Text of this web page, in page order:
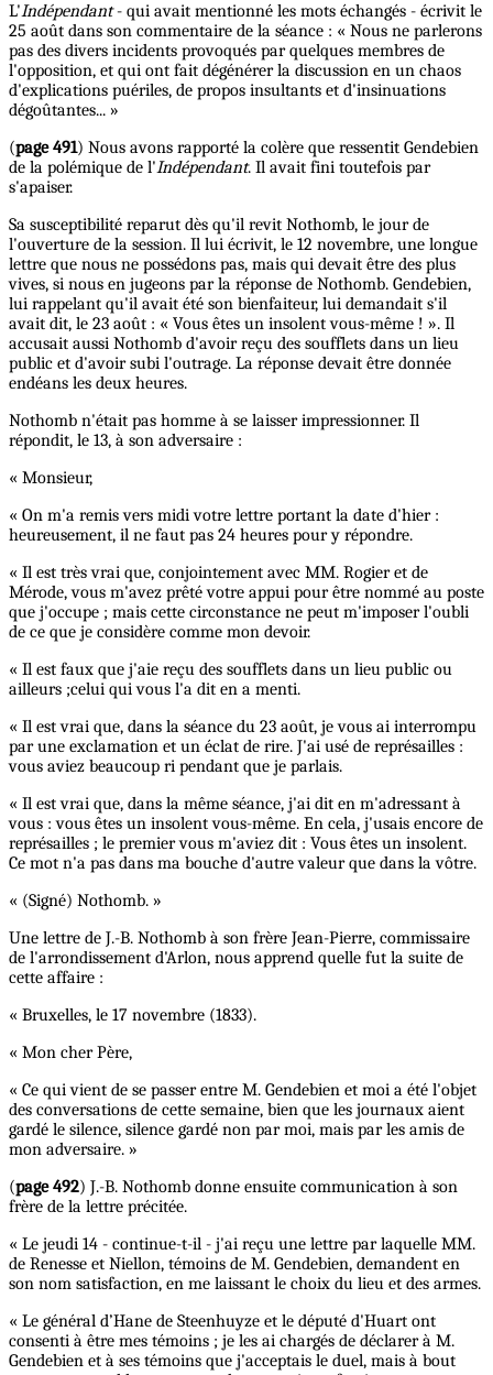
L'Indépendant- qui avait mentionné les mots échangés - écrivit le
25 août dans son commentaire de la séance : « Nous ne parlerons
pas des divers incidents provoqués par quelques membres de
l'opposition, et qui ont fait dégénérer la discussion en un chaos
d'explications puériles, de propos insultants et d'insinuations
dégoûtantes... »
(page 491) Nous avons rapporté la colère que ressentit Gendebien
de la polémique de l'Indépendant. Il avait fini toutefois par
s'apaiser.
Sa susceptibilité reparut dès qu'il revit Nothomb, le jour de
l'ouverture de la session. Il lui écrivit, le 12 novembre, une longue
lettre que nous ne possédons pas, mais qui devait être des plus
vives, si nous en jugeons par la réponse de Nothomb. Gendebien,
lui rappelant qu'il avait été son bienfaiteur, lui demandait s'il
avait dit, le 23 août : « Vous êtes un insolent vous-même ! ». Il
accusait aussi Nothomb d'avoir reçu des soufflets dans un lieu
public et d'avoir subi l'outrage. La réponse devait être donnée
endéans les deux heures.
Nothomb n'était pas homme à se laisser impressionner. Il
répondit, le 13, à son adversaire :
« Monsieur,
« On m'a remis vers midi votre lettre portant la date d'hier :
heureusement, il ne faut pas 24 heures pour y répondre.
« Il est très vrai que, conjointement avec MM. Rogier et de
Mérode, vous m'avez prêté votre appui pour être nommé au poste
que j'occupe ; mais cette circonstance ne peut m'imposer l'oubli
de ce que je considère comme mon devoir.
« Il est faux que j'aie reçu des soufflets dans un lieu public ou
ailleurs ;celui qui vous l'a dit en a menti.
« Il est vrai que, dans la séance du 23 août, je vous ai interrompu
par une exclamation et un éclat de rire. J'ai usé de représailles :
vous aviez beaucoup ri pendant que je parlais.
« Il est vrai que, dans la même séance, j'ai dit en m'adressant à
vous : vous êtes un insolent vous-même. En cela, j'usais encore de
représailles ; le premier vous m'aviez dit : Vous êtes un insolent.
Ce mot n'a pas dans ma bouche d'autre valeur que dans la vôtre.
« (Signé) Nothomb. »
Une lettre de J.-B. Nothomb à son frère Jean-Pierre, commissaire
de l'arrondissement d'Arlon, nous apprend quelle fut la suite de
cette affaire :
« Bruxelles, le 17 novembre (1833).
« Mon cher Père,
« Ce qui vient de se passer entre M. Gendebien et moi a été l'objet
des conversations de cette semaine, bien que les journaux aient
gardé le silence, silence gardé non par moi, mais par les amis de
mon adversaire. »
(page 492) J.-B. Nothomb donne ensuite communication à son
frère de la lettre précitée.
« Le jeudi 14 - continue-t-il - j'ai reçu une lettre par laquelle MM.
de Renesse et Niellon, témoins de M. Gendebien, demandent en
son nom satisfaction, en me laissant le choix du lieu et des armes.
« Le général d’Hane de Steenhuyze et le député d'Huart ont
consenti à être mes témoins ; je les ai chargés de déclarer à M.
Gendebien et à ses témoins que j'acceptais le duel, mais à bout